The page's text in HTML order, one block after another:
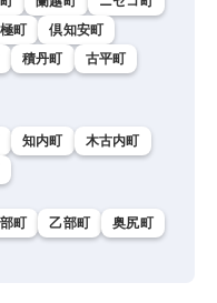
町
倶知安町
積丹町
古平町
知内町
木古内町
町 乙部町
奥尻町